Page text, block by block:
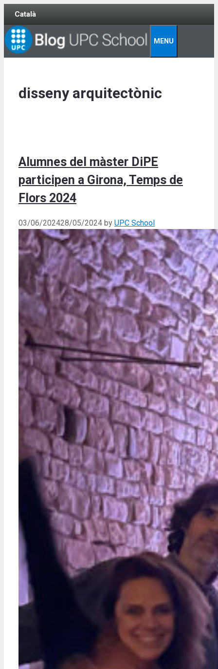
Skip
content
Català
MENU
disseny arquitectònic
Alumnes del màster DiPE
participen a Girona, Temps de
Flors 2024
03/06/202428/05/2024 by UPC School